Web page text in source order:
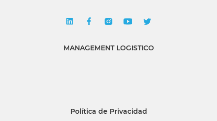
MANAGEMENT LOGISTICO
Política de Privacidad